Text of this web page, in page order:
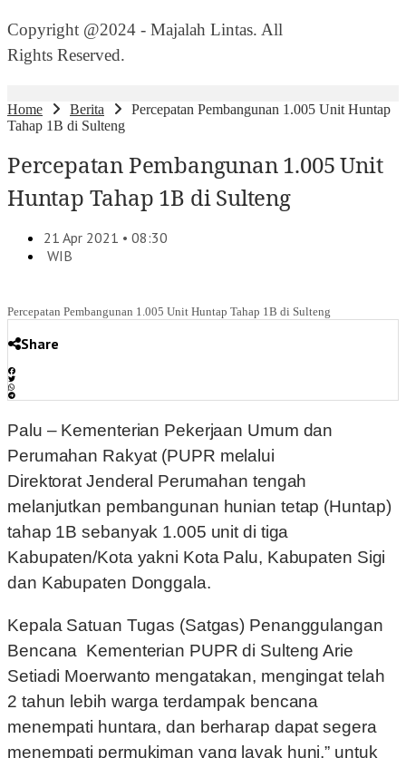
Copyright @2024 - Majalah Lintas. All
Rights Reserved.
Home Berita
Percepatan Pembangunan 1.005 Unit Huntap
Tahap 1B di Sulteng
Percepatan Pembangunan 1.005 Unit
Huntap Tahap 1B di Sulteng
21 Apr 2021 • 08:30
WIB
Percepatan Pembangunan 1.005 Unit Huntap Tahap 1B di Sulteng
Share
Palu – Kementerian Pekerjaan Umum dan
Perumahan Rakyat (PUPR melalui
Direktorat Jenderal Perumahan tengah
melanjutkan pembangunan hunian tetap (Huntap)
tahap 1B sebanyak 1.005 unit di tiga
Kabupaten/Kota yakni Kota Palu, Kabupaten Sigi
dan Kabupaten Donggala.
Kepala Satuan Tugas (Satgas) Penanggulangan
Bencana Kementerian PUPR di Sulteng Arie
Setiadi Moerwanto mengatakan, mengingat telah
2 tahun lebih warga terdampak bencana
menempati huntara, dan berharap dapat segera
menempati permukiman yang layak huni,” untuk